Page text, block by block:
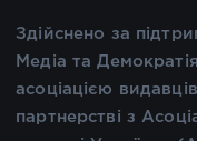
Здійснено за
Медіа та
асоціацією
партнерстві з